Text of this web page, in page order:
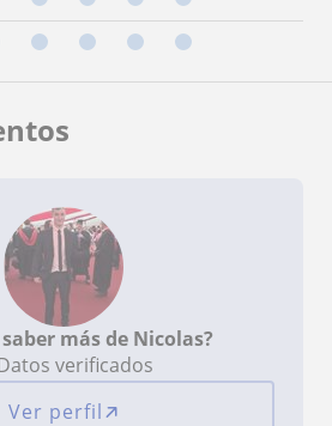
más de Nicolas?
verificados
Ver perfil